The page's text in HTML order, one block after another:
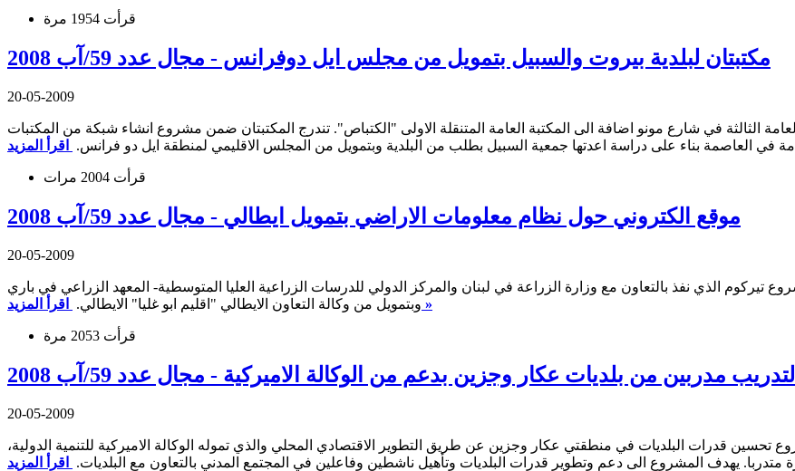
قرأت 1954 مرة
مكتبتان لبلدية بيروت والسبيل بتمويل من مجلس ايل دوفرانس - مجال عدد 59/آب 2008
20-05-2009
الثالثة في شارع مونو اضافة الى المكتبة العامة المتنقلة الاولى "الكتباص". تندرج المكتبتان ضمن مشروع انشاء شبكة من المكتبات
في العاصمة بناء على دراسة اعدتها جمعية السبيل بطلب من البلدية وبتمويل من المجلس الاقليمي لمنطقة ايل دو فرانس.
قرأت 2004 مرات
موقع الكتروني حول نظام معلومات الاراضي بتمويل ايطالي - مجال عدد 59/آب 2008
20-05-2009
تيركوم الذي نفذ بالتعاون مع وزارة الزراعة في لبنان والمركز الدولي للدرسات الزراعية العليا المتوسطية- المعهد الزراعي في باري
وبتمويل من وكالة التعاون الايطالي "اقليم ابو غليا" الايطالي. اقرأ المزيد »
قرأت 2053 مرة
مدربين من بلديات عكار وجزين بدعم من الوكالة الاميركية - مجال عدد 59/آب 2008
20-05-2009
تحسين قدرات البلديات في منطقتي عكار وجزين عن طريق التطوير الاقتصادي المحلي والذي تموله الوكالة الاميركية للتنمية الدولية،
يهدف المشروع الى دعم وتطوير قدرات البلديات وتأهيل ناشطين وفاعلين في المجتمع المدني بالتعاون مع البلديات.